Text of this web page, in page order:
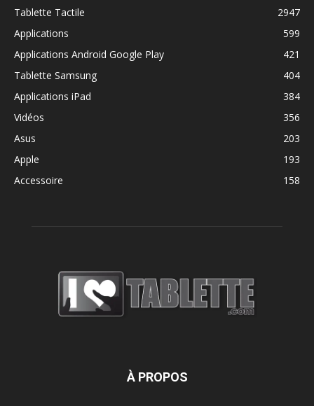
Tablette Tactile
2947
Applications
599
Applications Android Google Play
421
Tablette Samsung
404
Applications iPad
384
Vidéos
356
Asus
203
Apple
193
Accessoire
158
À PROPOS